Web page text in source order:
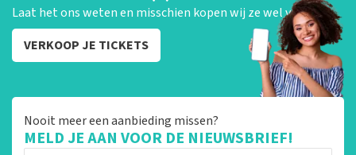
Laat het ons weten en misschien kopen wij ze wel van je!
VERKOOP JE TICKETS
Nooit meer een aanbieding missen?
MELD JE AAN VOOR DE NIEUWSBRIEF!